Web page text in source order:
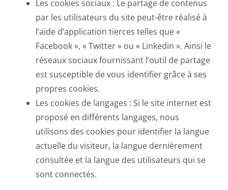
Les cookies sociaux : Le partage de contenus
par les utilisateurs du site peut-être réalisé à
l’aide d’application tierces telles que «
Facebook », « Twitter » ou « Linkedin ». Ainsi le
réseaux sociaux fournissant l’outil de partage
est susceptible de vous identifier grâce à ses
propres cookies.
Les cookies de langages : Si le site internet est
proposé en différents langages, nous
utilisons des cookies pour identifier la langue
actuelle du visiteur, la langue dernièrement
consultée et la langue des utilisateurs qui se
sont connectés.